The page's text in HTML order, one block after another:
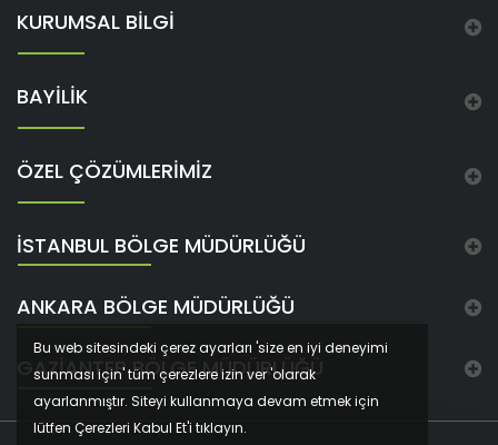
KURUMSAL BİLGİ
BAYİLİK
ÖZEL ÇÖZÜMLERİMİZ
İSTANBUL BÖLGE MÜDÜRLÜĞÜ
ANKARA BÖLGE MÜDÜRLÜĞÜ
GAZIANTEP BÖLGE MÜDÜRLÜĞÜ
Bu web sitesindeki çerez ayarları 'size en iyi deneyimi
sunması için' tüm çerezlere izin ver 'olarak
ayarlanmıştır. Siteyi kullanmaya devam etmek için
lütfen Çerezleri Kabul Et'i tıklayın.